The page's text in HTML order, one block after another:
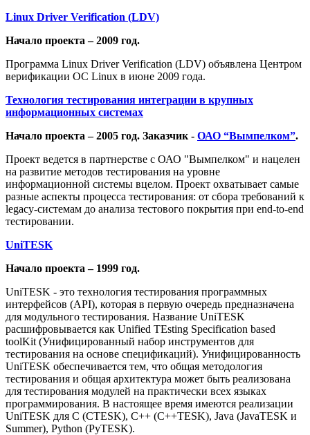
Linux Driver Verification (LDV)
Начало проекта – 2009 год.
Программа Linux Driver Verification (LDV) объявлена Центром
верификации ОС Linux в июне 2009 года.
Технология тестирования интеграции в крупных
информационных системах
Начало проекта – 2005 год. Заказчик - ОАО “Вымпелком”.
Проект ведется в партнерстве с ОАО "Вымпелком" и нацелен
на развитие методов тестирования на уровне
информационной системы вцелом. Проект охватывает самые
разные аспекты процесса тестирования: от сбора требований к
legacy-системам до анализа тестового покрытия при end-to-end
тестировании.
UniTESK
Начало проекта – 1999 год.
UniTESK - это технология тестирования программных
интерфейсов (API), которая в первую очередь предназначена
для модульного тестирования. Название UniTESK
расшифровывается как Unified TEsting Specification based
toolKit (Унифицированный набор инструментов для
тестирования на основе спецификаций). Унифицированность
UniTESK обеспечивается тем, что общая методология
тестирования и общая архитектура может быть реализована
для тестирования модулей на практически всех языках
программирования. В настоящее время имеются реализации
UniTESK для C (CTESK), C++ (C++TESK), Java (JavaTESK и
Summer), Python (PyTESK).